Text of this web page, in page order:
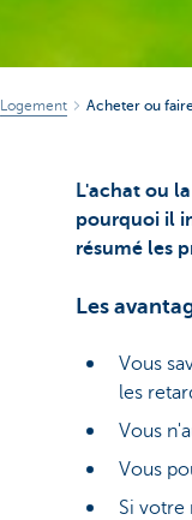
Logement Acheter ou
L'achat ou
pourquoi il
résumé les
Les
Vous
les
Vous
Vous
Si votre